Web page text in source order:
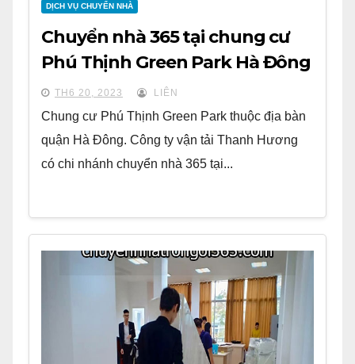
DỊCH VỤ CHUYỂN NHÀ
Chuyển nhà 365 tại chung cư
Phú Thịnh Green Park Hà Đông
TH6 20, 2023 LIÊN
Chung cư Phú Thịnh Green Park thuộc địa bàn
quận Hà Đông. Công ty vận tải Thanh Hương
có chi nhánh chuyển nhà 365 tại...